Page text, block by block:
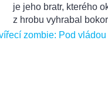
je jeho bratr, kterého
z hrobu vyhrabal